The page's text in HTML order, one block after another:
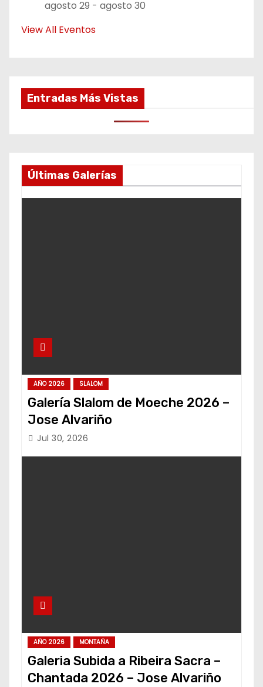
agosto 29 - agosto 30
View All Eventos
Entradas Más Vistas
Últimas Galerías
AÑO 2026 SLALOM
Galería Slalom de Moeche 2026 –
Jose Alvariño
Jul 30, 2026
AÑO 2026 MONTAÑA
Galeria Subida a Ribeira Sacra –
Chantada 2026 – Jose Alvariño